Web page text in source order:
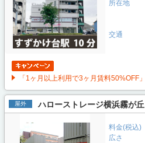
所在地
交通
「1ヶ月以上利用で3ヶ月賃料50%OFF」
屋外 ハローストレージ横浜霧が丘
料金(税込)
広さ